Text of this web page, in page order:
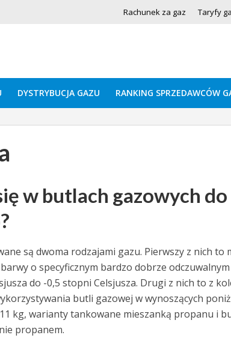
Rachunek za gaz Taryfy
DYSTRYBUCJA GAZU RANKING SPRZEDAWCÓW
w butlach gazowych do
są dwoma rodzajami gazu. Pierwszy z nich to
o specyficznym bardzo dobrze odczuwalnym
do -0,5 stopni Celsjusza. Drugi z nich to z
butli gazowej w wynoszących
kg, warianty tankowane mieszanką propanu i
propanem.